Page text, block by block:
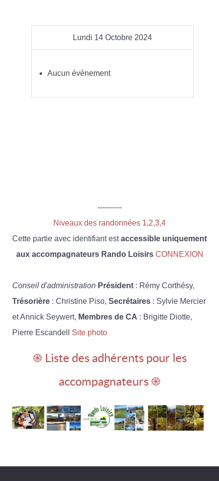
Lundi 14 Octobre 2024
Aucun évènement
----------
Niveaux des randonnées 1,2,3,4
Cette partie avec identifiant estaccessible uniquement
aux accompagnateurs Rando Loisirs CONNEXION
Conseil d'administration Président : Rémy Corthésy,
Trésorière : Christine Piso, Secrétaires : Sylvie Mercier
et Annick Seywert, Membres de CA : Brigitte Diotte,
Pierre Escandell Site photo
֎ Liste des adhérents pour les
accompagnateurs ֎